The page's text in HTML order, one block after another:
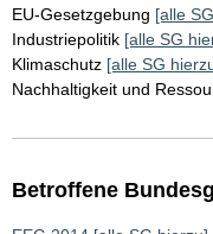
EU-Gesetzgebung [alle
Industriepolitik [alle SG
Klimaschutz [alle SG
Nachhaltigkeit und
Betroffene